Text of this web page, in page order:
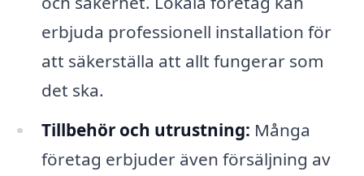
erbjuda professionell installation för
att säkerställa att allt fungerar som
det ska.
Tillbehör och utrustning: Många
företag erbjuder även försäljning av